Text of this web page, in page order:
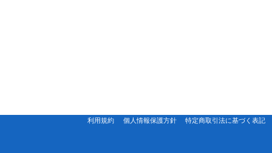
利用規約 個人情報保護方針 特定商取引法に基づく表記